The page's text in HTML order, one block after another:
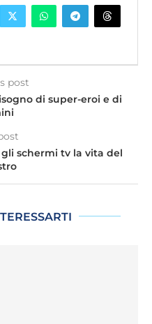
post
di super-eroi e di
gli schermi tv la vita del